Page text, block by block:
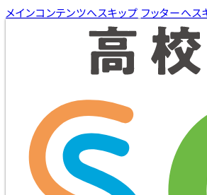
メインコンテンツへスキップ フッターへス